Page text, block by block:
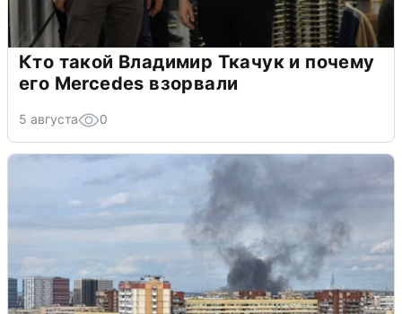
Кто такой Владимир Ткачук и почему
его Mercedes взорвали
5 августа 0